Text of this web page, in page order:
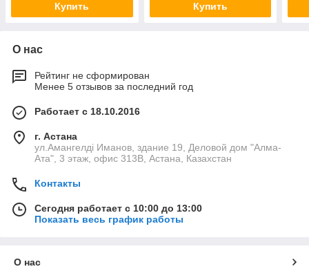
Купить Купить
О нас
Рейтинг не сформирован
Менее 5 отзывов за последний год
Работает с 18.10.2016
г. Астана
ул.Амангелді Иманов, здание 19, Деловой дом "Алма-
Ата", 3 этаж, офис 313В, Астана, Казахстан
Контакты
Сегодня работает с 10:00 до 13:00
Показать весь график работы
О нас